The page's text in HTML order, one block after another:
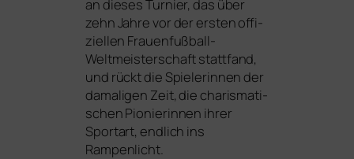
an die­ses Turnier, das über
zehn Jahre vor der ers­ten offi­
zi­el­len Frauenfußball-
Weltmeisterschaft statt­fand,
und rückt die Spielerinnen der
dama­li­gen Zeit, die cha­ris­ma­ti­
schen Pionierinnen ihrer
Sportart, end­lich ins
Rampenlicht.